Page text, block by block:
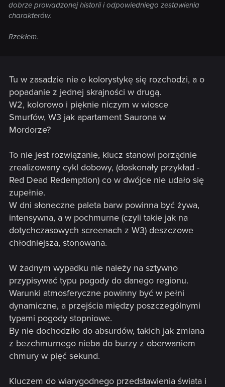
dobrze prowadzonej historii i odpowiedniego zestawienia
charakterów.
Rzekłem.
Tu w zasadzie nie o kolorystykę się rozchodzi, a o
popadanie z jednej skrajności w drugą.
W2, kolorowo i pięknie niczym w wiosce
Smurfów, W3 jak apartament Saurona w
Mordorze?
To nie jest rozwiązanie, klucz stanowi porządnie
zrealizowany cykl dobowy, (doskonały przykład -
Red Dead Redemption) co w dwójce nie udało się
zupełnie.
W dni słoneczne paleta barw powinna być żywa,
intensywna, a w pochmurne (czyli takie jak na
dotychczasowych screenach z W3) deszczowe
chłodniejsza, stonowana.
W żadnym wypadku nie należy na sztywno
przypisywać typu pogody do danego regionu.
Warunki atmosferyczne powinny być w pełni
dynamiczne, a przejścia między poszczególnymi
typami pogody stopniowe.
By nie dochodziło do absurdów, takich jak zmiana
z bezchmurnego nieba do burzy z oberwaniem
chmury w pięć sekund.
Kluczem do wiarygodnego przedstawienia świata i